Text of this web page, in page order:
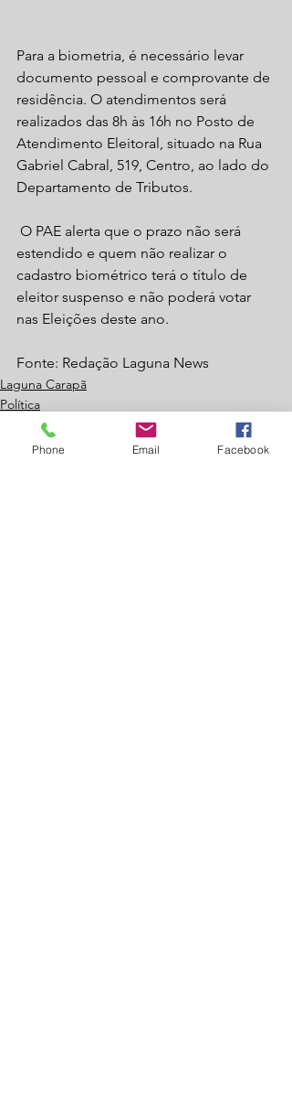
Para a biometria, é necessário levar
documento pessoal e comprovante de
residência. O atendimentos será
realizados das 8h às 16h no Posto de
Atendimento Eleitoral, situado na Rua
Gabriel Cabral, 519, Centro, ao lado do
Departamento de Tributos.
estendido e quem não realizar o
cadastro biométrico terá o título de
eleitor suspenso e não poderá votar
nas Eleições deste ano.
Fonte: Redação Laguna News
Laguna Carapã
Política
Phone Email Facebook